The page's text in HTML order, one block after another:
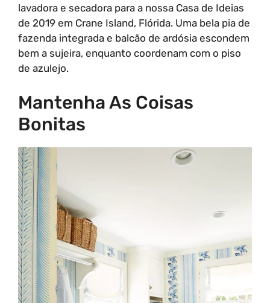
lavadora e secadora para a nossa Casa de Ideias
de 2019 em Crane Island, Flórida. Uma bela pia de
fazenda integrada e balcão de ardósia escondem
bem a sujeira, enquanto coordenam com o piso
de azulejo.
Mantenha As Coisas
Bonitas